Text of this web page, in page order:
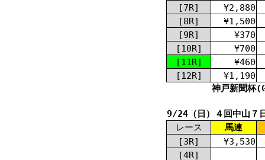
[7R]
¥2,880
[8R]
¥1,500
[9R]
¥370
[10R]
¥700
[11R]
¥460
[12R]
¥1,190
神戸新聞
9/24（日）４回中山７
レース
馬連
[3R]
¥3,530
[4R]